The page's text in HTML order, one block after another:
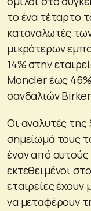
το ένα τέταρτο
καταναλωτές
μικρότερων
14% στην
Moncler έως
σανδαλιών
Οι αναλυτές
σημείωμά τους
έναν από αυτούς
εκτεθειμένοι
εταιρείες
να μεταφέρουν